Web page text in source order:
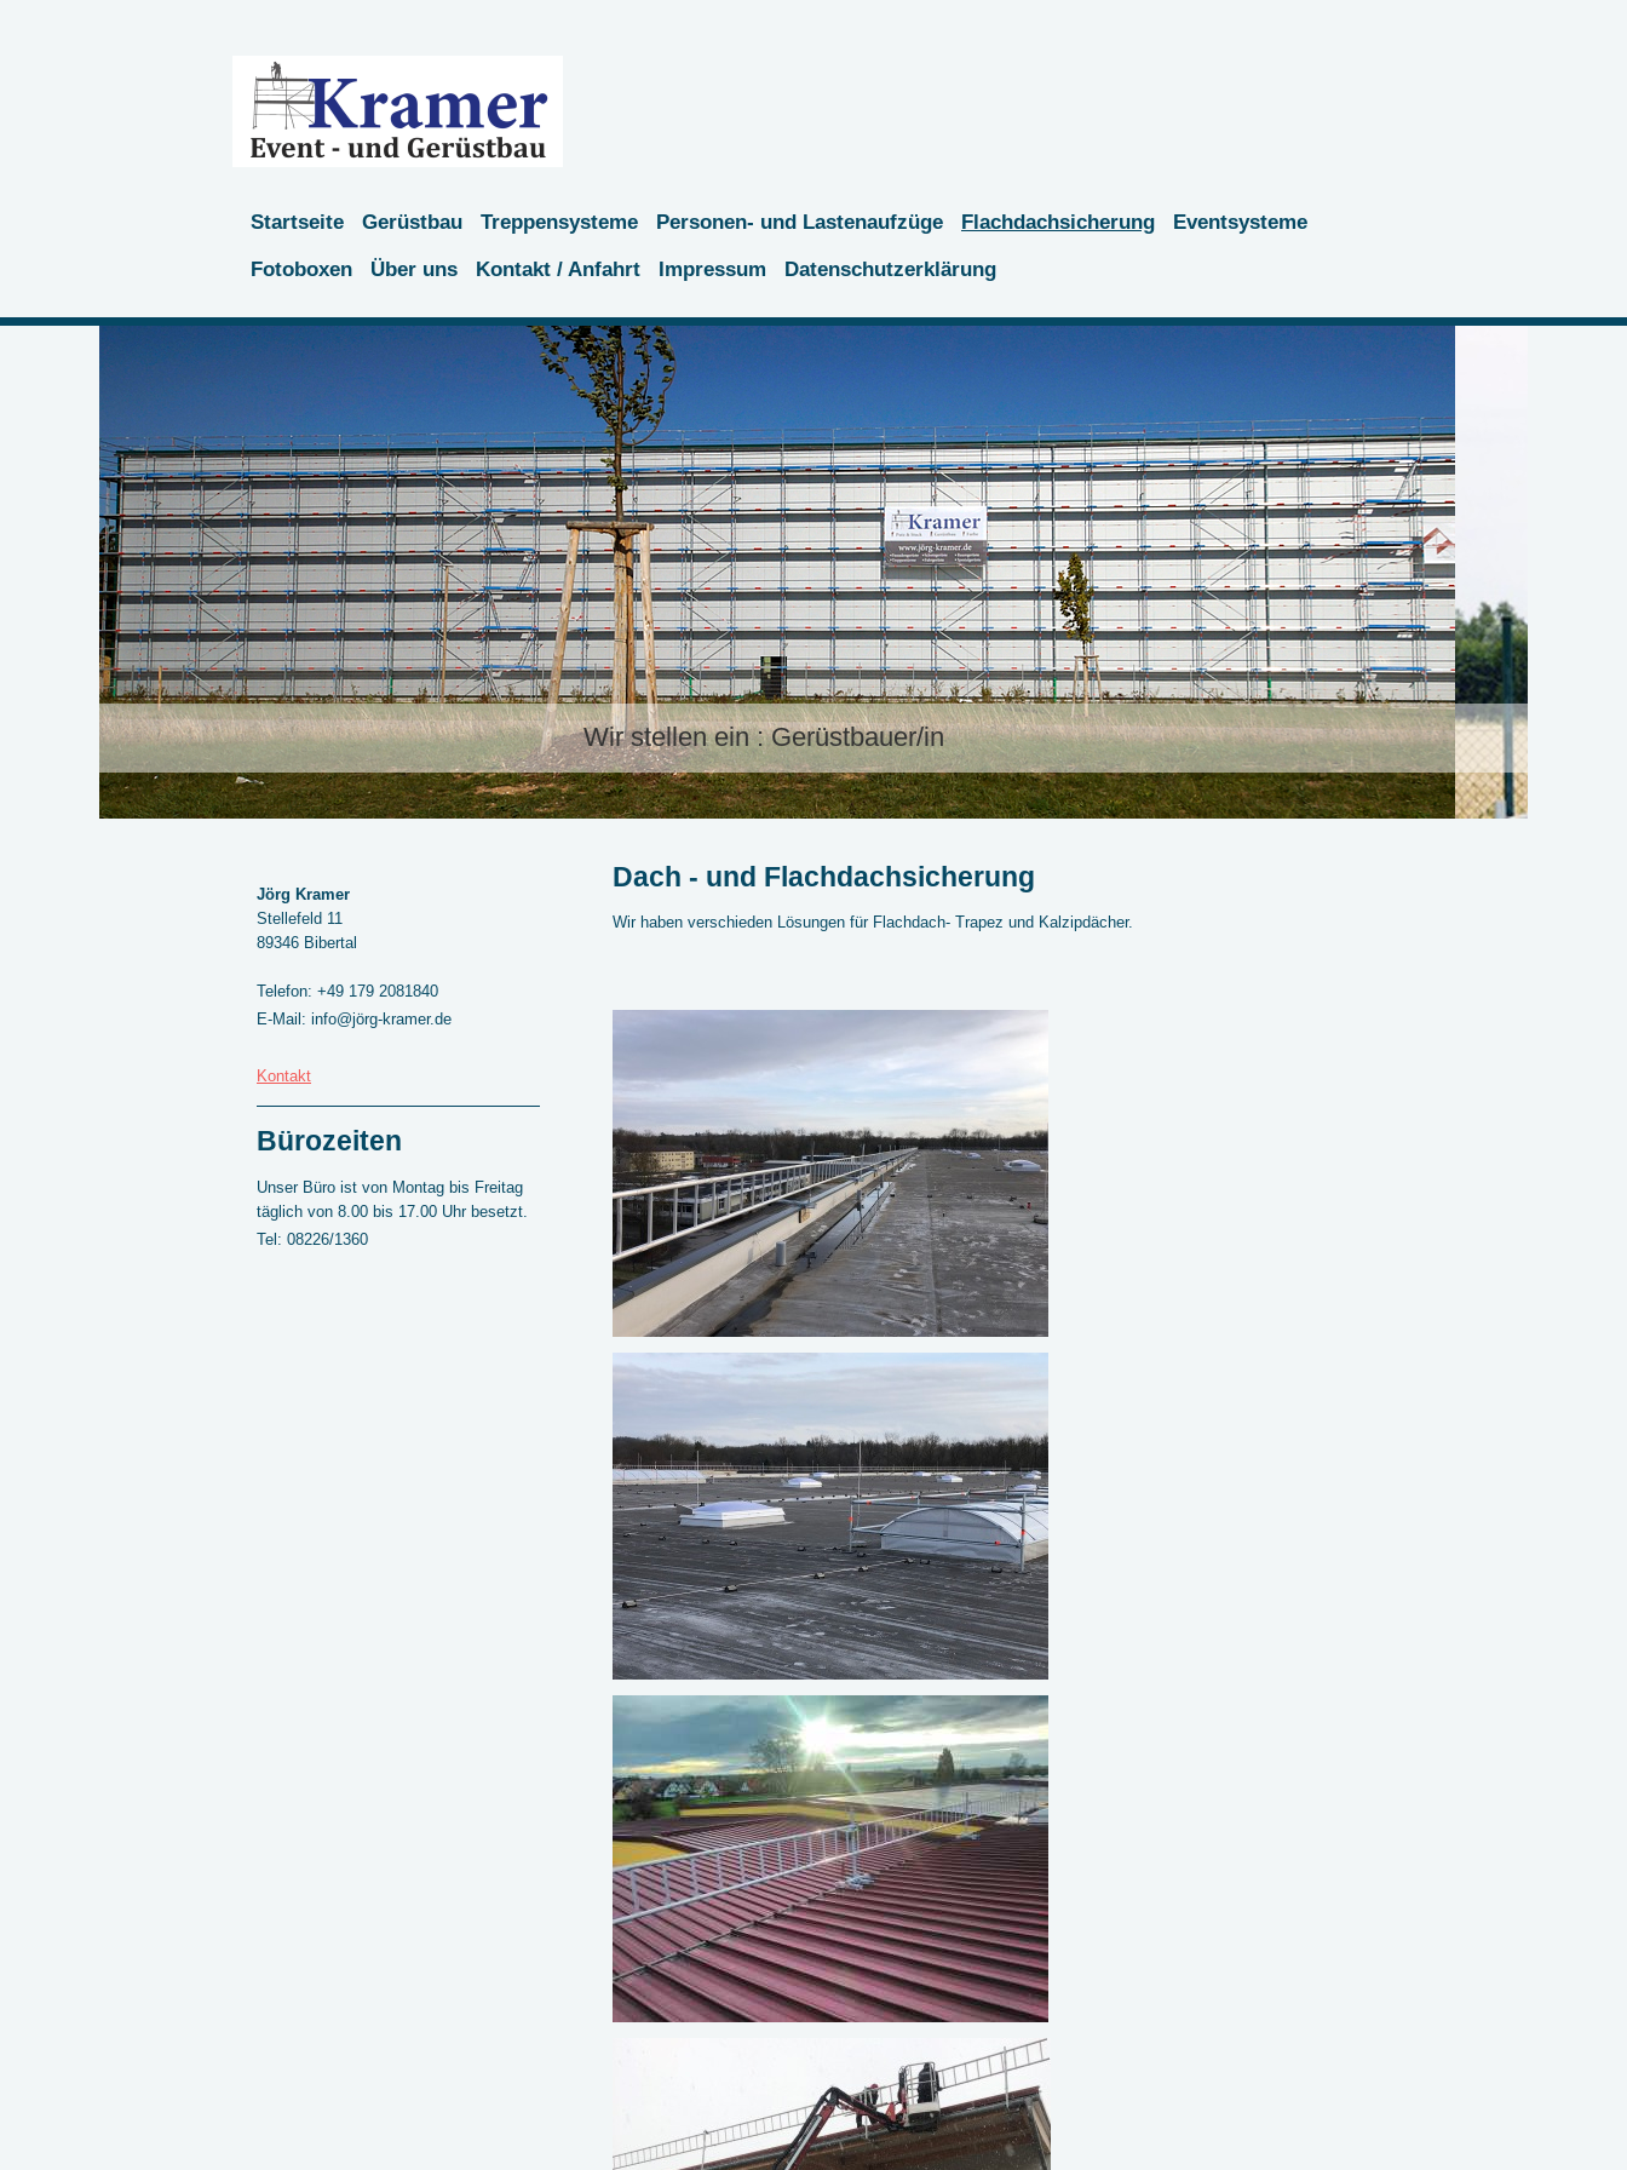
Startseite Gerüstbau Treppensysteme Personen- und Lastenaufzüge Flachdachsicherung Eventsysteme
Fotoboxen Über uns Kontakt / Anfahrt Impressum Datenschutzerklärung
Wir stellen ein : Gerüstbauer/in
Dach - und Flachdachsicherung
Wir haben verschieden Lösungen für Flachdach- Trapez und Kalzipdächer.
Jörg Kramer
Stellefeld 11
89346 Bibertal
Telefon: +49 179 2081840
E-Mail: info@jörg-kramer.de
Kontakt
Bürozeiten
Unser Büro ist von Montag bis Freitag
täglich von 8.00 bis 17.00 Uhr besetzt.
Tel: 08226/1360